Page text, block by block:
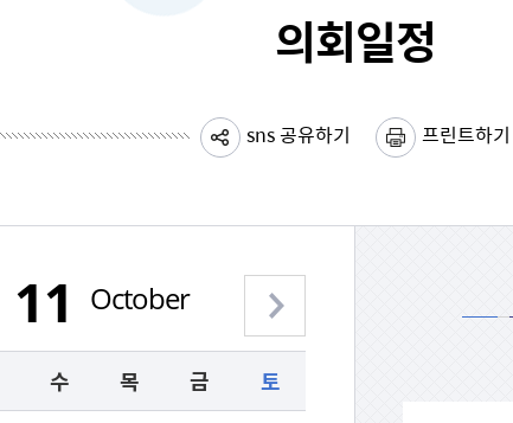
의회일정
sns 공유하기 프린트하기
11 October
수 목 금
토